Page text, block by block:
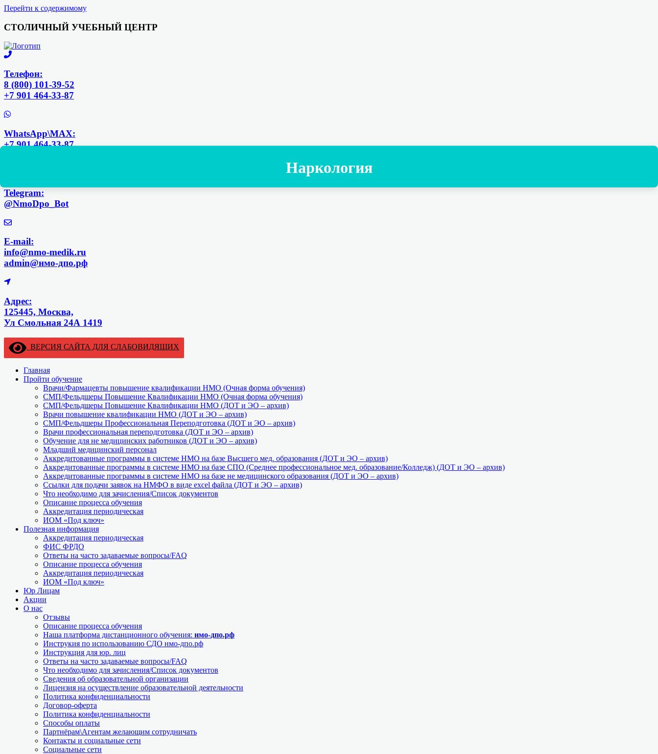
Перейти к содержимому
СТОЛИЧНЫЙ УЧЕБНЫЙ ЦЕНТР
Телефон:
8 (800) 101-39-52
+7 901 464-33-87
WhatsApp\MAX:
+7 901 464-33-87
Telegram:
@NmoDpo_Bot
E-mail:
info@nmo-medik.ru
admin@нмо-дпо.рф
Адрес:
125445, Москва,
Ул Смольная 24А 1419
ВЕРСИЯ САЙТА ДЛЯ СЛАБОВИДЯЩИХ
Главная
Пройти обучение
Врачи/Фармацевты повышение квалификации НМО (Очная форма обучения)
СМП/Фельдшеры Повышение Квалификации НМО (Очная форма обучения)
СМП/Фельдшеры Повышение Квалификации НМО (ДОТ и ЭО – архив)
Врачи повышение квалификации НМО (ДОТ и ЭО – архив)
СМП/Фельдшеры Профессиональная Переподготовка (ДОТ и ЭО – архив)
Врачи профессиональная переподготовка (ДОТ и ЭО – архив)
Обучение для не медицинских работников (ДОТ и ЭО – архив)
Младший медицинский персонал
Аккредитованные программы в системе НМО на базе Высшего мед. образования (ДОТ и ЭО – архив)
Аккредитованные программы в системе НМО на базе СПО (Среднее профессиональное мед. образование/Колледж) (ДОТ и ЭО – архив)
Аккредитованные программы в системе НМО на базе не медицинского образования (ДОТ и ЭО – архив)
Ссылки для подачи заявок на НМФО в виде excel файла (ДОТ и ЭО – архив)
Что необходимо для зачисления/Список документов
Описание процесса обучения
Аккредитация периодическая
ИОМ «Под ключ»
Полезная информация
Аккредитация периодическая
ФИС ФРДО
Ответы на часто задаваемые вопросы/FAQ
Описание процесса обучения
Аккредитация периодическая
ИОМ «Под ключ»
Юр Лицам
Акции
О нас
Отзывы
Описание процесса обучения
Наша платформа дистанционного обучения: нмо-дпо.рф
Инструкия по использованию СДО нмо-дпо.рф
Инструкция для юр. лиц
Ответы на часто задаваемые вопросы/FAQ
Что необходимо для зачисления/Список документов
Сведения об образовательной организации
Лицензия на осуществление образовательной деятельности
Политика конфиденциальности
Договор-оферта
Политика конфиденциальности
Способы оплаты
Партнёрам\Агентам желающим сотрудничать
Контакты и социальные сети
Социальные сети
Наркология